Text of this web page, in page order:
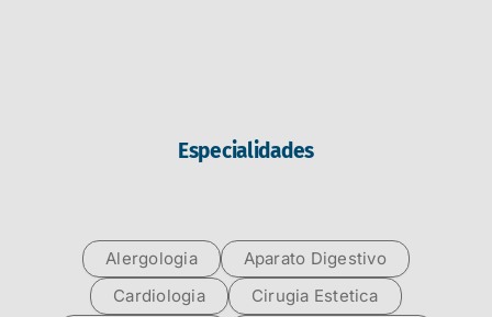
Especialidades
Alergologia
Aparato Digestivo
Cardiologia
Cirugia Estetica